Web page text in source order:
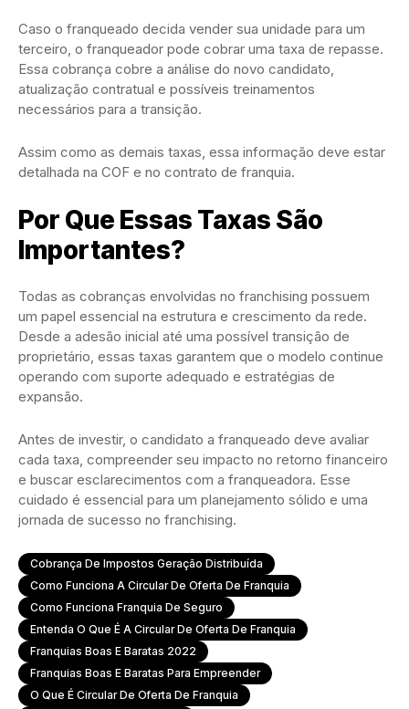
Caso o franqueado decida vender sua unidade para um
terceiro, o franqueador pode cobrar uma taxa de repasse.
Essa cobrança cobre a análise do novo candidato,
atualização contratual e possíveis treinamentos
necessários para a transição.
Assim como as demais taxas, essa informação deve estar
detalhada na COF e no contrato de franquia.
Por Que Essas Taxas São
Importantes?
Todas as cobranças envolvidas no franchising possuem
um papel essencial na estrutura e crescimento da rede.
Desde a adesão inicial até uma possível transição de
proprietário, essas taxas garantem que o modelo continue
operando com suporte adequado e estratégias de
expansão.
Antes de investir, o candidato a franqueado deve avaliar
cada taxa, compreender seu impacto no retorno financeiro
e buscar esclarecimentos com a franqueadora. Esse
cuidado é essencial para um planejamento sólido e uma
jornada de sucesso no franchising.
Cobrança De Impostos Geração Distribuída
Como Funciona A Circular De Oferta De Franquia
Como Funciona Franquia De Seguro
Entenda O Que É A Circular De Oferta De Franquia
Franquias Boas E Baratas 2022
Franquias Boas E Baratas Para Empreender
O Que É Circular De Oferta De Franquia